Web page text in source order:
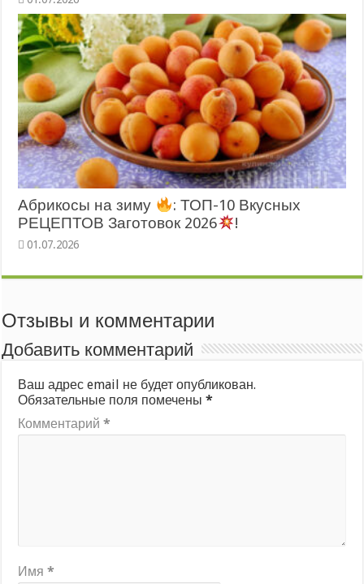
Абрикосы на зиму
: ТОП-10 Вкусных
РЕЦЕПТОВ Заготовок 2026
!
Отзывы и комментарии
Добавить комментарий
Ваш адрес email не будет опубликован.
Обязательные поля помечены*
Комментарий*
Имя*